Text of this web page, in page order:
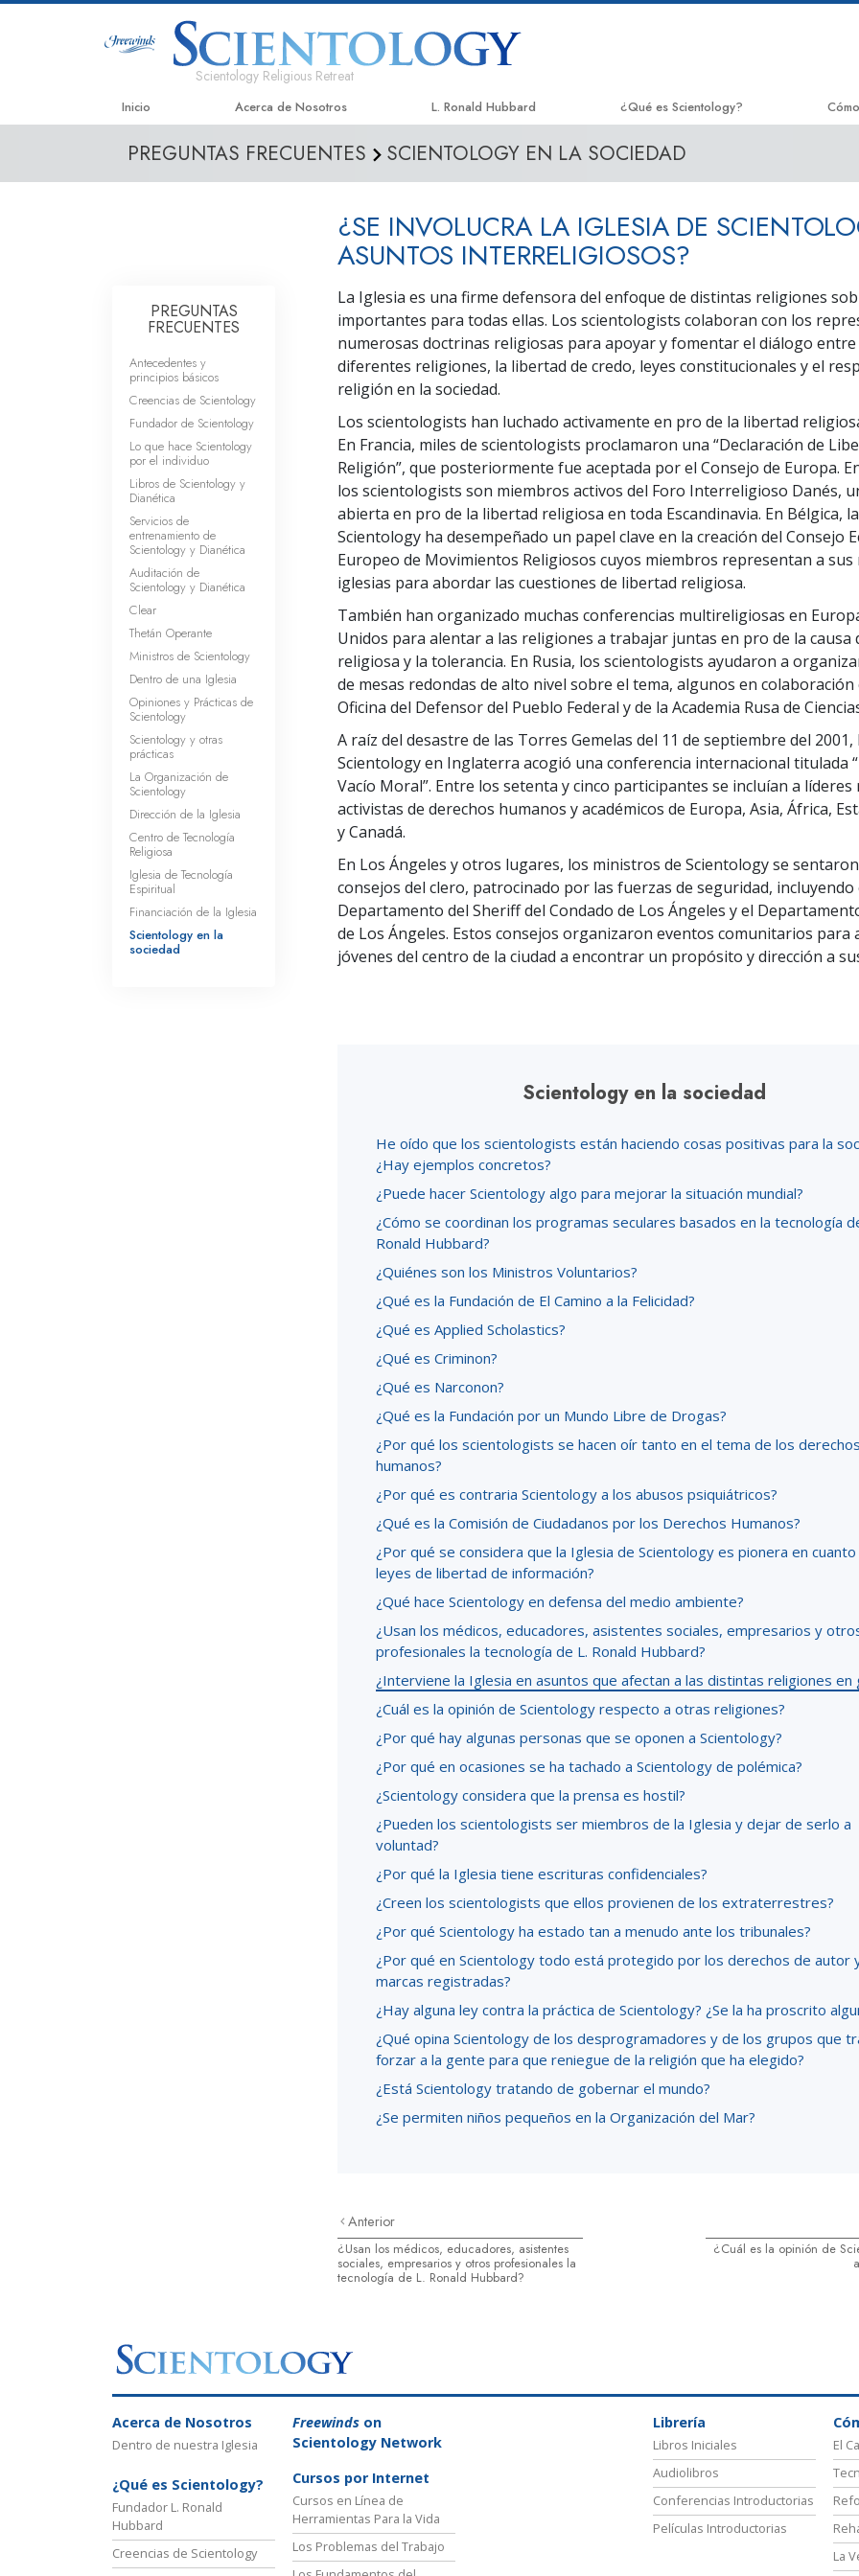
Scientology Religious Retreat
Inicio Acerca de Nosotros L. Ronald Hubbard ¿Qué es Scientology?
Creencias y Prácticas
Qué dicen los Scientologists acerca de
Scientology
Dentro de una Iglesia
Los Principios Básicos de Scientology
Amor y Odio: ¿Qué es Grandeza?
La
PREGUNTAS FRECUENTES SCIENTOLOGY EN LA SOCIEDAD
¿SE INVOLUCRA LA IGLESIA DE
ASUNTOS INTERRELIGIOSOS?
La Iglesia es una firme defensora del enfoque de distintas religiones
importantes para todas ellas. Los scientologists colaboran con los
numerosas doctrinas religiosas para apoyar y fomentar el diálogo entre
diferentes religiones, la libertad de credo, leyes constitucionales y el
religión en la sociedad.
Los scientologists han luchado activamente en pro de la libertad
En Francia, miles de scientologists proclamaron una “Declaración de
Religión”, que posteriormente fue aceptada por el Consejo de Europa.
los scientologists son miembros activos del Foro Interreligioso Danés,
abierta en pro de la libertad religiosa en toda Escandinavia. En Bélgica,
Scientology ha desempeñado un papel clave en la creación del Consejo
Europeo de Movimientos Religiosos cuyos miembros representan a sus
iglesias para abordar las cuestiones de libertad religiosa.
También han organizado muchas conferencias multireligiosas en
Unidos para alentar a las religiones a trabajar juntas en pro de la causa
religiosa y la tolerancia. En Rusia, los scientologists ayudaron a
de mesas redondas de alto nivel sobre el tema, algunos en colaboración
Oficina del Defensor del Pueblo Federal y de la Academia Rusa de
A raíz del desastre de las Torres Gemelas del 11 de septiembre del 2001,
Scientology en Inglaterra acogió una conferencia internacional titulada
Vacío Moral”. Entre los setenta y cinco participantes se incluían a líderes
activistas de derechos humanos y académicos de Europa, Asia, África,
y Canadá.
En Los Ángeles y otros lugares, los ministros de Scientology se
consejos del clero, patrocinado por las fuerzas de seguridad, incluyendo
Departamento del Sheriff del Condado de Los Ángeles y el
de Los Ángeles. Estos consejos organizaron eventos comunitarios para
jóvenes del centro de la ciudad a encontrar un propósito y dirección a
Scientology en la sociedad
He oído que los scientologists están haciendo cosas positivas para la
¿Hay ejemplos concretos?
¿Puede hacer Scientology algo para mejorar la situación mundial?
¿Cómo se coordinan los programas seculares basados en la tecnología
Ronald Hubbard?
¿Quiénes son los Ministros Voluntarios?
¿Qué es la Fundación de El Camino a la Felicidad?
¿Qué es Applied Scholastics?
¿Qué es Criminon?
¿Qué es Narconon?
¿Qué es la Fundación por un Mundo Libre de Drogas?
¿Por qué los scientologists se hacen oír tanto en el tema de los derechos
humanos?
¿Por qué es contraria Scientology a los abusos psiquiátricos?
¿Qué es la Comisión de Ciudadanos por los Derechos Humanos?
¿Por qué se considera que la Iglesia de Scientology es pionera en cuanto
leyes de libertad de información?
¿Qué hace Scientology en defensa del medio ambiente?
¿Usan los médicos, educadores, asistentes sociales, empresarios y
profesionales la tecnología de L. Ronald Hubbard?
¿Interviene la Iglesia en asuntos que afectan a las distintas religiones en
¿Cuál es la opinión de Scientology respecto a otras religiones?
¿Por qué hay algunas personas que se oponen a Scientology?
¿Por qué en ocasiones se ha tachado a Scientology de polémica?
¿Scientology considera que la prensa es hostil?
¿Pueden los scientologists ser miembros de la Iglesia y dejar de serlo a
voluntad?
¿Por qué la Iglesia tiene escrituras confidenciales?
¿Creen los scientologists que ellos provienen de los extraterrestres?
¿Por qué Scientology ha estado tan a menudo ante los tribunales?
¿Por qué en Scientology todo está protegido por los derechos de autor
marcas registradas?
¿Hay alguna ley contra la práctica de Scientology? ¿Se la ha proscrito
¿Qué opina Scientology de los desprogramadores y de los grupos que
forzar a la gente para que reniegue de la religión que ha elegido?
¿Está Scientology tratando de gobernar el mundo?
¿Se permiten niños pequeños en la Organización del Mar?
Anterior
¿Usan los médicos, educadores, asistentes
sociales, empresarios y otros profesionales la
tecnología de L. Ronald Hubbard?
¿Cuál es la opinión de
PREGUNTAS
FRECUENTES
Antecedentes y
principios básicos
Creencias de Scientology
Fundador de Scientology
Lo que hace Scientology
por el individuo
Libros de Scientology y
Dianética
Servicios de
entrenamiento de
Scientology y Dianética
Auditación de
Scientology y Dianética
Clear
Thetán Operante
Ministros de Scientology
Dentro de una Iglesia
Opiniones y Prácticas de
Scientology
Scientology y otras
prácticas
La Organización de
Scientology
Dirección de la Iglesia
Centro de Tecnología
Religiosa
Iglesia de Tecnología
Espiritual
Financiación de la Iglesia
Scientology en la
sociedad
Acerca de Nosotros
Dentro de nuestra Iglesia
¿Qué es Scientology?
Fundador L. Ronald
Hubbard
Creencias de Scientology
Freewinds on
Scientology Network
Cursos por Internet
Cursos en Línea de
Herramientas Para la Vida
Los Problemas del Trabajo
Librería
Libros Iniciales
Audiolibros
Conferencias Introductorias
Películas Introductorias
El
La